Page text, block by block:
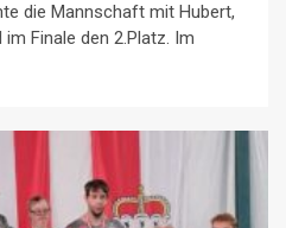
die Mannschaft mit Hubert,
Finale den 2.Platz. Im